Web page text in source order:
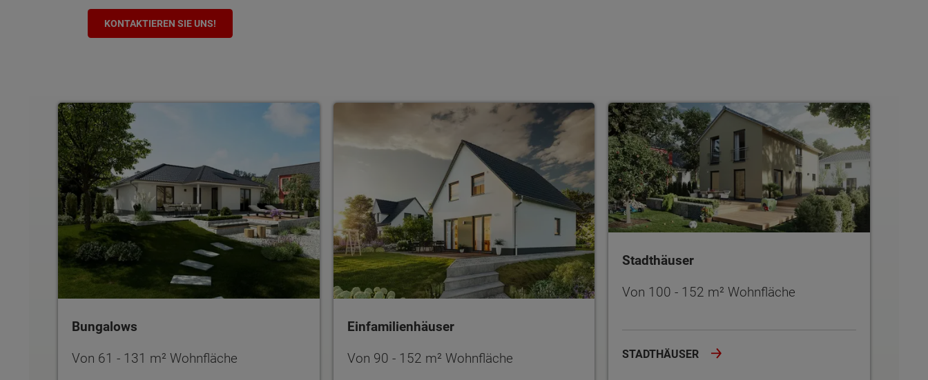
KONTAKTIEREN SIE UNS!
Bungalows
Bungalows
Von 61 - 131 m² Wohnfläche
Einfamilienhäuser
Einfamilienhäuser
Von 90 - 152 m² Wohnfläche
Stadthäuser
Stadthäuser
Von 100 - 152 m² Wohnfläche
STADTHÄUSER
Wonach möchten Sie suchen?